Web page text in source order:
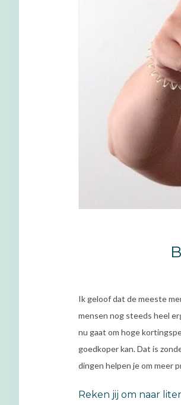
Ik geloof dat de meeste
mensen nog steeds heel
nu gaat om hoge
goedkoper kan. Dat is
dingen helpen je om meer
Reken jij om naar